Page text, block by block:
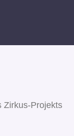
Zirkus-Projekts